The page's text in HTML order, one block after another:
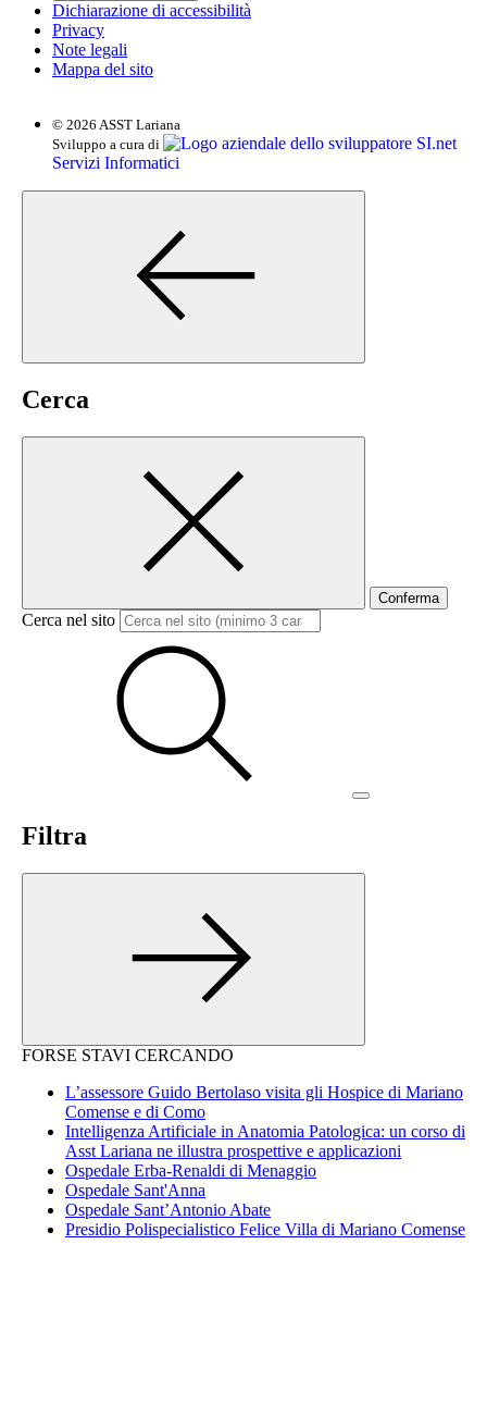
Dichiarazione di accessibilità
Privacy
Note legali
Mappa del sito
© 2026 ASST Lariana
Sviluppo a cura di
SI.net
Servizi Informatici
Cerca
Conferma
Cerca nel sito
Filtra
FORSE STAVI CERCANDO
L’assessore Guido Bertolaso visita gli Hospice di Mariano
Comense e di Como
Intelligenza Artificiale in Anatomia Patologica: un corso di
Asst Lariana ne illustra prospettive e applicazioni
Ospedale Erba-Renaldi di Menaggio
Ospedale Sant'Anna
Ospedale Sant’Antonio Abate
Presidio Polispecialistico Felice Villa di Mariano Comense